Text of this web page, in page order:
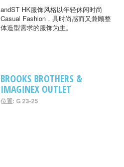
andST HK服饰风格以年轻休闲时尚
Casual Fashion，具时尚感而又兼顾整
体造型需求的服饰为主。
BROOKS BROTHERS &
IMAGINEX OUTLET
位置: G 23-25